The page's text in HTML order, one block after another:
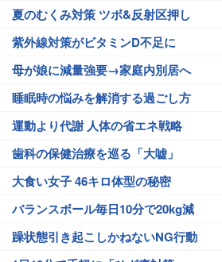
夏のむくみ対策 ツボ&反射区押し
紫外線対策がビタミンD不足に
母が娘に減量強要→家庭内別居へ
睡眠時の悩みを解消する過ごし方
運動より代謝 人体の省エネ戦略
歯科の保健治療を巡る「大嘘」
大食い女子 46キロ体型の秘密
バランスボール毎日10分で20kg減
躁状態引き起こしかねないNG行動